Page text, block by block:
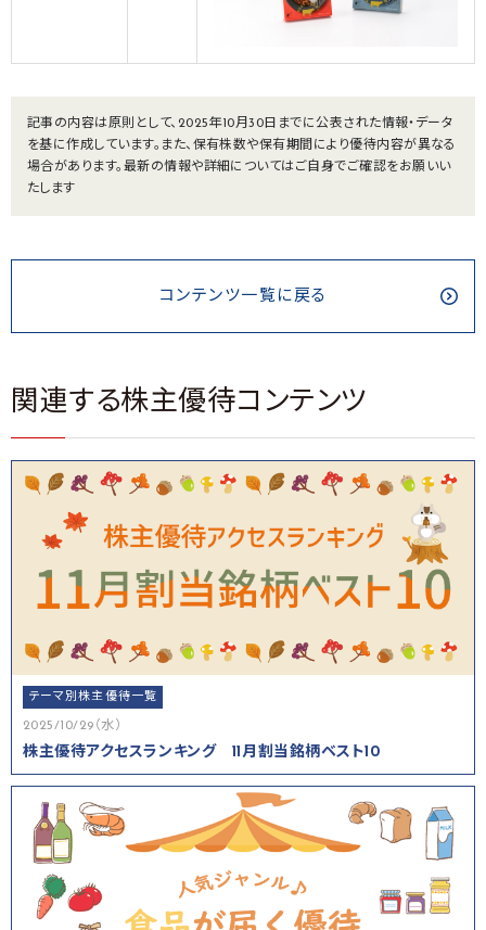
記事の内容は原則として、2025年10月30日までに公表された情報・データ
を基に作成しています。また、保有株数や保有期間により優待内容が異なる
場合があります。最新の情報や詳細についてはご自身でご確認をお願いい
たします
コンテンツ一覧に戻る
関連する株主優待コンテンツ
テーマ別株主優待一覧
2025/10/29（水）
株主優待アクセスランキング 11月割当銘柄ベスト10